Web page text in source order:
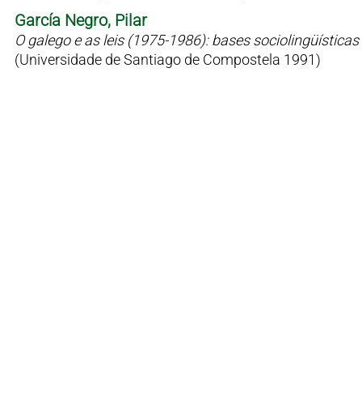
García Negro, Pilar
O galego e as leis (1975-1986): bases
(Universidade de Santiago de Compostela 1991)